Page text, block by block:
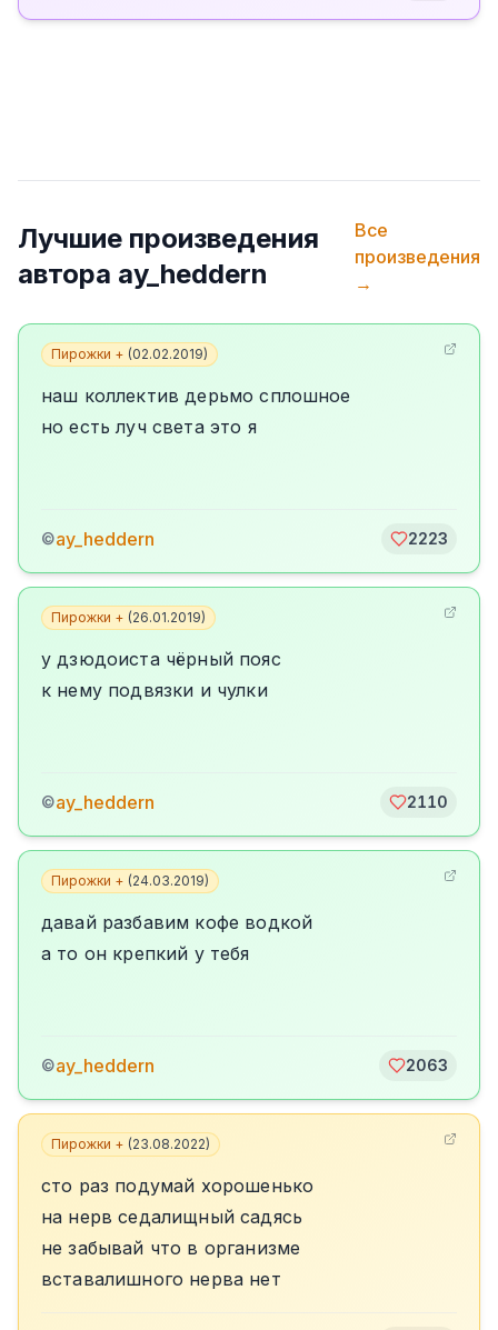
Лучшие произведения
автора ay_heddern
Все
произведения
→
Пирожки + (02.02.2019)
наш коллектив дерьмо сплошное
но есть луч света это я
©ay_heddern 2223
Пирожки + (26.01.2019)
у дзюдоиста чёрный пояс
к нему подвязки и чулки
©ay_heddern 2110
Пирожки + (24.03.2019)
давай разбавим кофе водкой
а то он крепкий у тебя
©ay_heddern 2063
Пирожки + (23.08.2022)
сто раз подумай хорошенько
на нерв седалищный садясь
не забывай что в организме
вставалишного нерва нет